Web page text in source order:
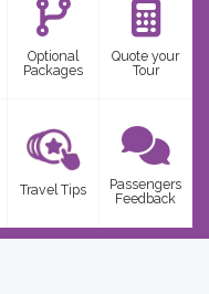
Optional
Packages
Quote your
Tour
Travel Tips
Passengers
Feedback